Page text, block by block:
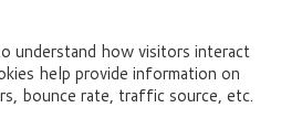
understand how visitors interact
help provide information on
bounce rate, traffic source, etc.